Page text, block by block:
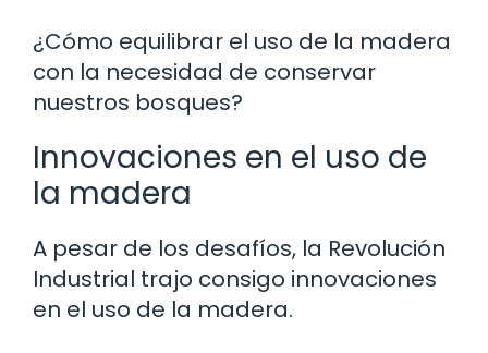
¿Cómo equilibrar el uso de la madera
con la necesidad de conservar
nuestros bosques?
Innovaciones en el uso de
la madera
A pesar de los desafíos, la Revolución
Industrial trajo consigo innovaciones
en el uso de la madera.